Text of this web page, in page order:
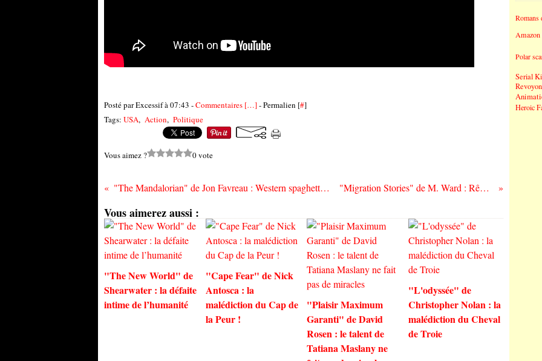
Posté par Excessif à 07:43 -Commentaires […]- Permalien [#]
Tags: USA, Action, Politique
Vous aimez ? 0 vote
"The Mandalorian" de Jon Favreau : Western spaghetti, sept samouraï et chatons sur Facebook "Migration Stories" de M. Ward : Rêver de demain sans oublier hier
Vous aimerez aussi :
"The New World" de
Shearwater : la défaite
intime de l’humanité
"Cape Fear" de Nick
Antosca : la
malédiction du Cap de
la Peur !
"Plaisir Maximum
Garanti" de David
Rosen : le talent de
Tatiana Maslany ne
"L'odyssée" de
Christopher Nolan : la
malédiction du Cheval
de Troie
Romans
Polar
Serial
Heroic